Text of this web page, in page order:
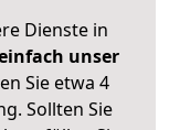
Dienste in
unser
Sie etwa 4
Sollten Sie